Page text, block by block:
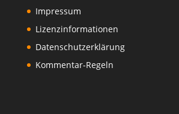
Impressum
Lizenzinformationen
Datenschutzerklärung
Kommentar-Regeln